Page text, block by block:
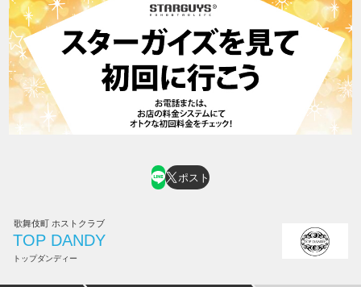
ポスト
歌舞伎町 ホストクラブ
TOP DANDY
トップダンディー